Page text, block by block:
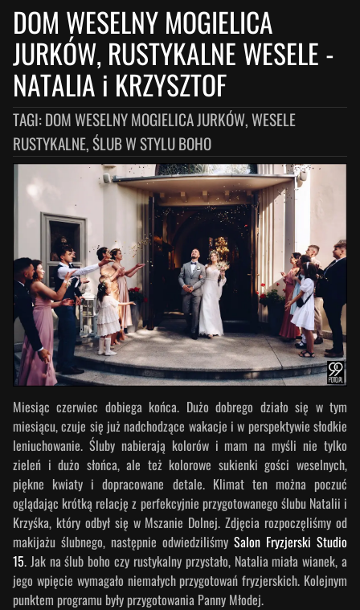
DOM WESELNY MOGIELICA
JURKÓW, RUSTYKALNE WESELE -
NATALIA i KRZYSZTOF
TAGI:DOM WESELNY MOGIELICA JURKÓW, WESELE
RUSTYKALNE, ŚLUB W STYLU BOHO
Miesiąc czerwiec dobiega końca. Dużo dobrego działo się w tym
miesiącu, czuje się już nadchodzące wakacje i w perspektywie słodkie
leniuchowanie. Śluby nabierają kolorów i mam na myśli nie tylko
zieleń i dużo słońca, ale też kolorowe sukienki gości weselnych,
piękne kwiaty i dopracowane detale. Klimat ten można poczuć
oglądając krótką relację z perfekcyjnie przygotowanego ślubu Natalii i
Krzyśka, który odbył się w Mszanie Dolnej. Zdjęcia rozpoczęliśmy od
makijażu ślubnego, następnie odwiedziliśmy Salon Fryzjerski Studio
15. Jak na ślub boho czy rustykalny przystało, Natalia miała wianek, a
jego wpięcie wymagało niemałych przygotowań fryzjerskich. Kolejnym
punktem programu były przygotowania Panny Młodej.